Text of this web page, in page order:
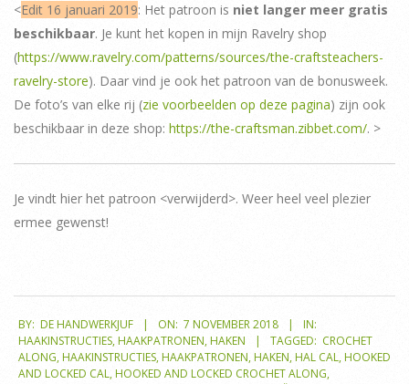
<Edit 16 januari 2019: Het patroon is niet langer meer gratis
beschikbaar. Je kunt het kopen in mijn Ravelry shop
(https://www.ravelry.com/patterns/sources/the-craftsteachers-
ravelry-store). Daar vind je ook het patroon van de bonusweek.
De foto’s van elke rij (zie voorbeelden op deze pagina) zijn ook
beschikbaar in deze shop: https://the-craftsman.zibbet.com/. >
Je vindt hier het patroon <verwijderd>. Weer heel veel plezier
ermee gewenst!
11-
07
BY: DE HANDWERKJUF ON: 7 NOVEMBER 2018
IN:
HAAKINSTRUCTIES,HAAKPATRONEN,HAKEN TAGGED: CROCHET
ALONG,HAAKINSTRUCTIES,HAAKPATRONEN, HAKEN,HAL CAL,HOOKED
AND LOCKED CAL, HOOKED AND LOCKED CROCHET ALONG,